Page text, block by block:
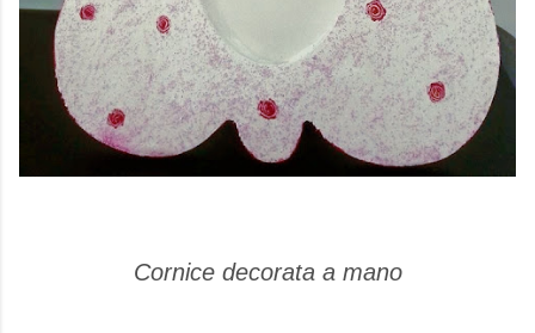
Cornice decorata a mano